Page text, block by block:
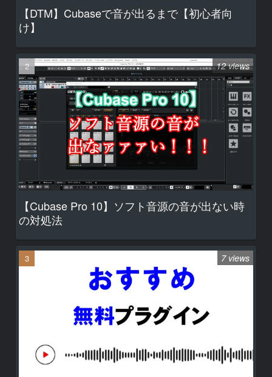
【DTM】Cubaseで音が出るまで【初心者向
け】
【Cubase Pro 10】ソフト音源の音が出ない時
の対処法
12 views
7 views